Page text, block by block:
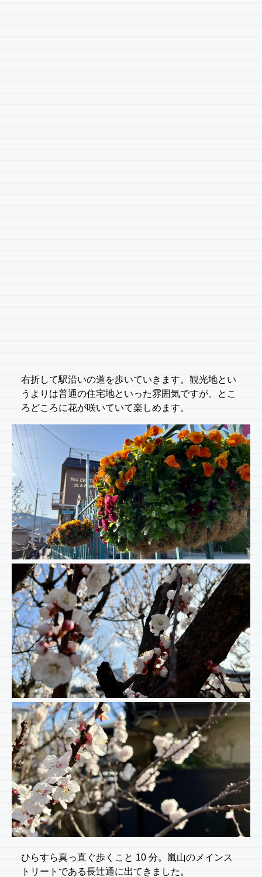
右折して駅沿いの道を歩いていきます。観光地とい
うよりは普通の住宅地といった雰囲気ですが、とこ
ろどころに花が咲いていて楽しめます。
ひらすら真っ直ぐ歩くこと 10 分。嵐山のメインス
トリートである長辻通に出てきました。